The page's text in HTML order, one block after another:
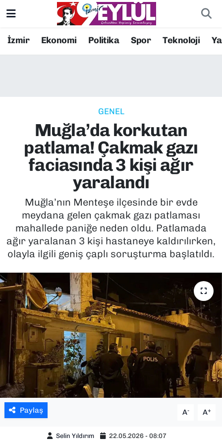
İzmir Ekonomi Politika Spor Teknoloji
GENEL
Muğla’da korkutan
patlama! Çakmak gazı
faciasında 3 kişi ağır
yaralandı
Muğla’nın Menteşe ilçesinde bir evde
meydana gelen çakmak gazı patlaması
mahallede paniğe neden oldu. Patlamada
ağır yaralanan 3 kişi hastaneye kaldırılırken,
olayla ilgili geniş çaplı soruşturma başlatıldı.
Paylaş A- A+
Selin Yıldırım 22.05.2026 - 08:07
Resmi İlanlar
EKONOMİ
KÜLTÜR SANAT
POLİTİKA
SAĞLIK
TEKNOLOJİ
YAŞAM
YEREL YÖNETİMLER
Konak Nöbetçi Eczaneler
Süper Lig Puan Durumu ve Fikstür
Tüm Manşetler
Son Dakika Haberleri
Haber Arşivi